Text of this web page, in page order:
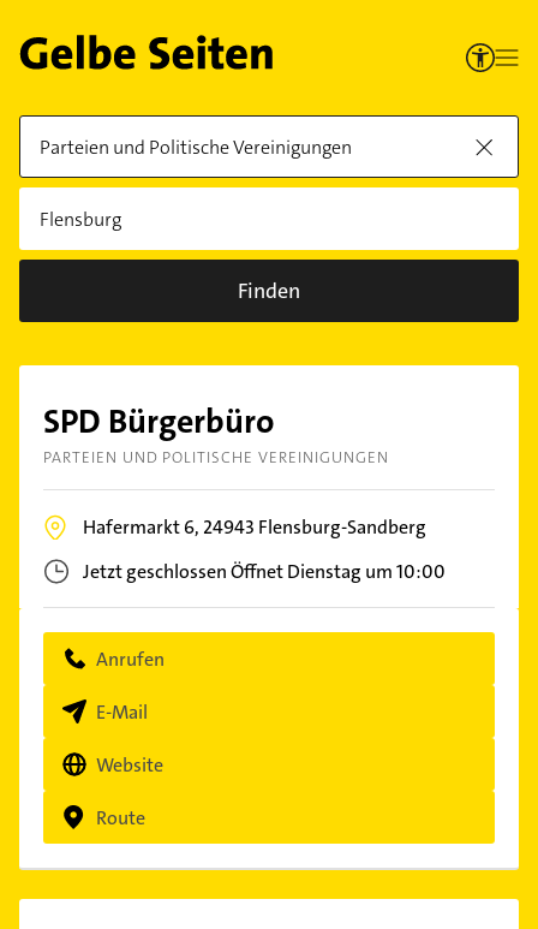
Finden
SPD Bürgerbüro
PARTEIEN UND POLITISCHE VEREINIGUNGEN
Hafermarkt 6, 24943 Flensburg-Sandberg
Jetzt geschlossenÖffnet Dienstag um 10:00
Anrufen
E-Mail
Website
Route